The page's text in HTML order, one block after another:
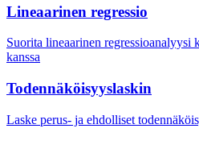
Lineaarinen regressio
Suorita lineaarinen regressioanalyysi
kanssa
Todennäköisyyslaskin
Laske perus- ja ehdolliset